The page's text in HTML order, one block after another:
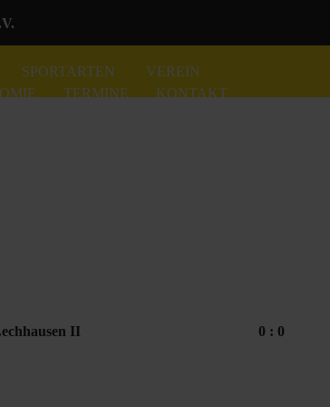
SPORTARTEN
VEREIN
TERMINE KONTAKT
II 0 : 0